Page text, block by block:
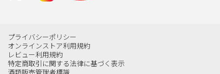
プライバシーポリシー
オンラインストア利用規約
レビュー利用規約
特定商取引に関する法律に基づく表示